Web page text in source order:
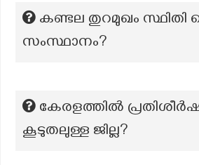
കണ്ടല തുറമുഖം സ്ഥിതി
സംസ്ഥാനം?
കേരളത്തിൽ
കൂടുതലുള്ള ജില്ല?